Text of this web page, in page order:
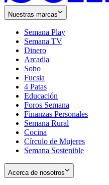
Nuestras marcas
Semana Play
Semana TV
Dinero
Arcadia
Soho
in
new
window
Fucsia
in
new
window
4 Patas
Educación
Foros Semana
Finanzas Personales
Semana Rural
Cocina
Círculo de Mujeres
Semana Sostenible
Acerca de nosotros